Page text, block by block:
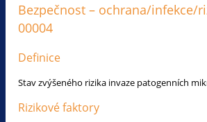
Bezpečnost – ochrana/infekce/
00004
Definice
Stav zvýšeného rizika invaze patogenních
Rizikové faktory